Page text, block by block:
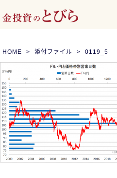
HOME 添付ファイル 0119_5